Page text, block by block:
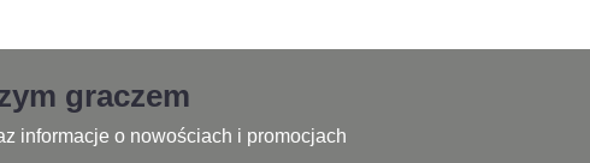
graczem
informacje o nowościach i promocjach